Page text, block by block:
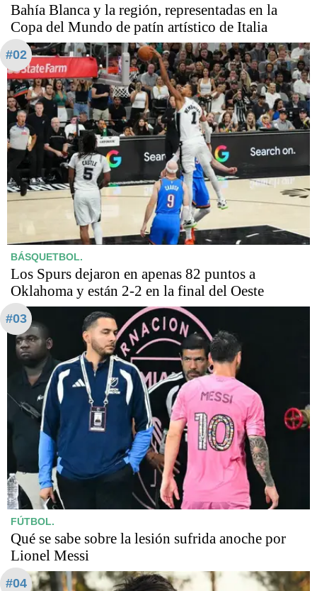
Bahía Blanca y la región, representadas en la
Copa del Mundo de patín artístico de Italia
#02
BÁSQUETBOL.
Los Spurs dejaron en apenas 82 puntos a
Oklahoma y están 2-2 en la final del Oeste
#03
FÚTBOL.
Qué se sabe sobre la lesión sufrida anoche por
Lionel Messi
#04